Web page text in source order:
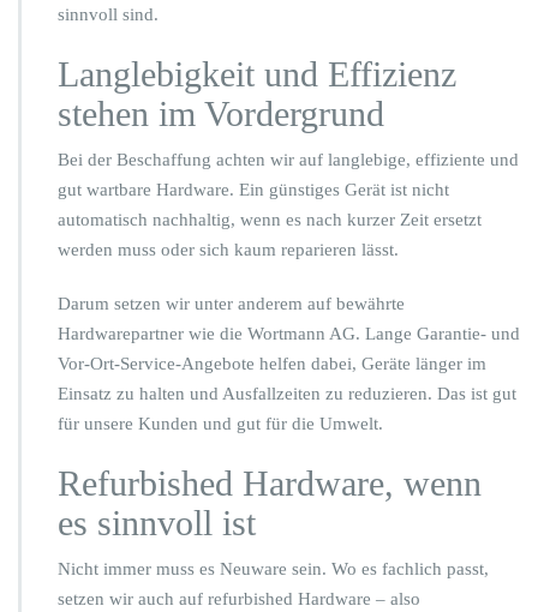
n
n
u
t
sinnvoll sind.
Langlebigkeit und Effizienz
stehen im Vordergrund
Bei der Beschaffung achten wir auf langlebige, effiziente und
gut wartbare Hardware. Ein günstiges Gerät ist nicht
automatisch nachhaltig, wenn es nach kurzer Zeit ersetzt
werden muss oder sich kaum reparieren lässt.
Darum setzen wir unter anderem auf bewährte
Hardwarepartner wie die Wortmann AG. Lange Garantie- und
Vor-Ort-Service-Angebote helfen dabei, Geräte länger im
Einsatz zu halten und Ausfallzeiten zu reduzieren. Das ist gut
für unsere Kunden und gut für die Umwelt.
Refurbished Hardware, wenn
es sinnvoll ist
Nicht immer muss es Neuware sein. Wo es fachlich passt,
setzen wir auch auf refurbished Hardware – also